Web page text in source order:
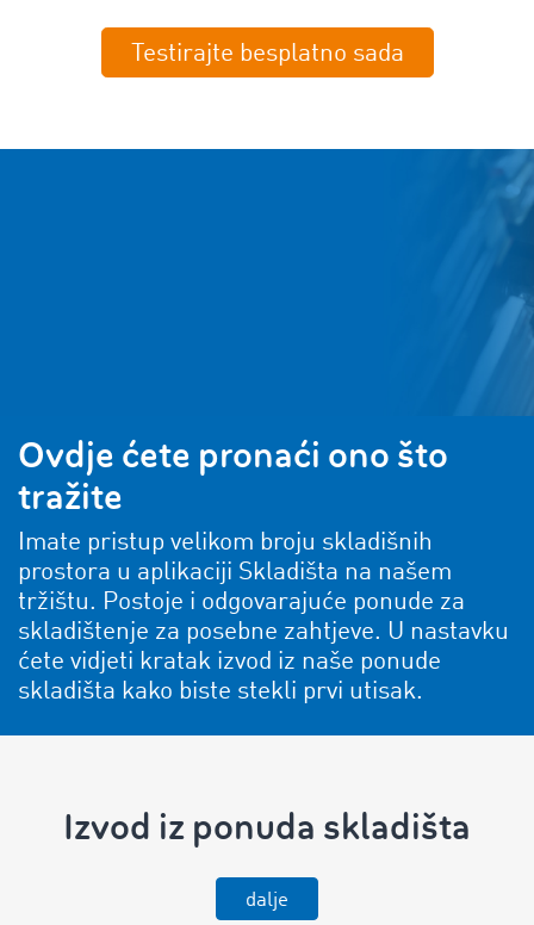
Testirajte besplatno sada
Ovdje ćete pronaći ono što
tražite
Imate pristup velikom broju skladišnih
prostora u aplikaciji Skladišta na našem
tržištu. Postoje i odgovarajuće ponude za
skladištenje za posebne zahtjeve. U nastavku
ćete vidjeti kratak izvod iz naše ponude
skladišta kako biste stekli prvi utisak.
Izvod iz ponuda skladišta
dalje